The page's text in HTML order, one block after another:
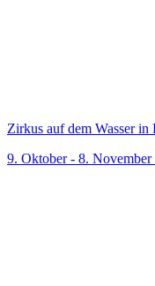
Zirkus auf dem Wasser in
9. Oktober - 8. November